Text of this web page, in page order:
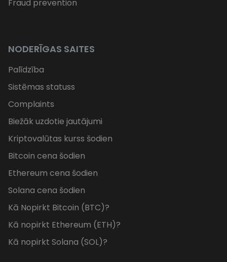
Fraud prevention
NODERĪGAS SAITES
Palīdzība
Sistēmas statuss
Complaints
Biežāk uzdotie jautājumi
Kriptovalūtas kurss šodien
Bitcoin cena šodien
Ethereum cena šodien
Solana cena šodien
Kā Nopirkt Bitcoin (BTC)?
Kā nopirkt Ethereum (ETH)?
Kā nopirkt Solana (SOL)?